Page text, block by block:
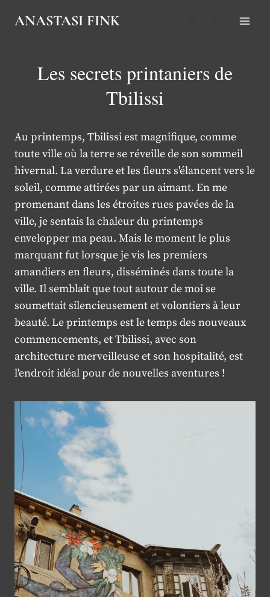
ANASTASI FINK
Ouvrir/
Les secrets printaniers de
Tbilissi
Au printemps, Tbilissi est magnifique, comme
toute ville où la terre se réveille de son sommeil
hivernal. La verdure et les fleurs s'élancent vers le
soleil, comme attirées par un aimant. En me
promenant dans les étroites rues pavées de la
ville, je sentais la chaleur du printemps
envelopper ma peau. Mais le moment le plus
marquant fut lorsque je vis les premiers
amandiers en fleurs, disséminés dans toute la
ville. Il semblait que tout autour de moi se
soumettait silencieusement et volontiers à leur
beauté. Le printemps est le temps des nouveaux
commencements, et Tbilissi, avec son
architecture merveilleuse et son hospitalité, est
l'endroit idéal pour de nouvelles aventures !